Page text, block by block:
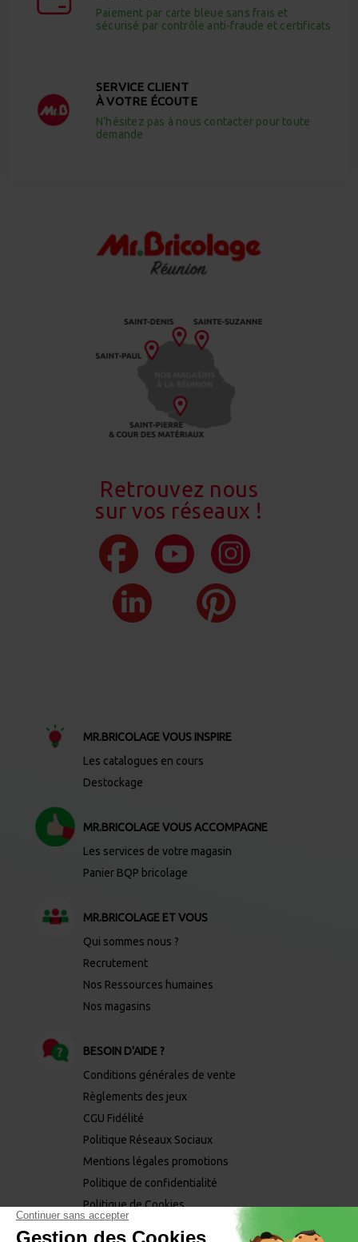
Paiement par carte bleue sans frais et
sécurisé par contrôle anti-fraude et certificats
SERVICE CLIENT
À VOTRE ÉCOUTE
N’hésitez pas à nous contacter pour toute
demande
Retrouvez nous
sur vos réseaux !
MR.BRICOLAGE VOUS INSPIRE
Les catalogues en cours
Destockage
MR.BRICOLAGE VOUS ACCOMPAGNE
Les services de votre magasin
Panier BQP bricolage
MR.BRICOLAGE ET VOUS
Qui sommes nous ?
Recrutement
Nos Ressources humaines
Nos magasins
BESOIN D'AIDE ?
Conditions générales de vente
Règlements des jeux
CGU Fidélité
Politique Réseaux Sociaux
Mentions légales promotions
Politique de confidentialité
Politique de Cookies